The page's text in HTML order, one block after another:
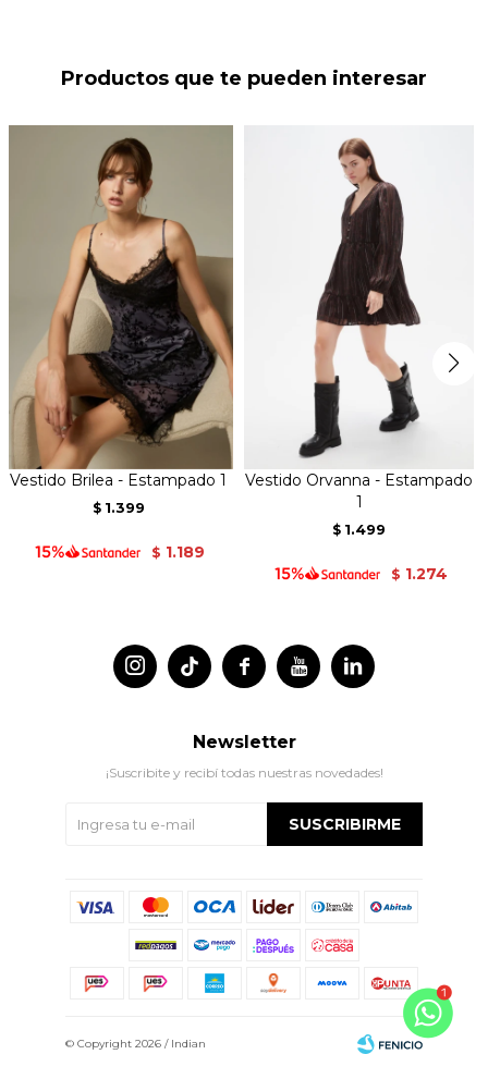
Productos que te pueden interesar
Vestido Brilea - Estampado 1
$ 1.399
$ 1.189
Vestido Orvanna - Estampado
1
$ 1.499
$ 1.274
 
 
Newsletter
¡Suscribite y recibí todas nuestras novedades!
SUSCRIBIRME
© Copyright 2026 / Indian